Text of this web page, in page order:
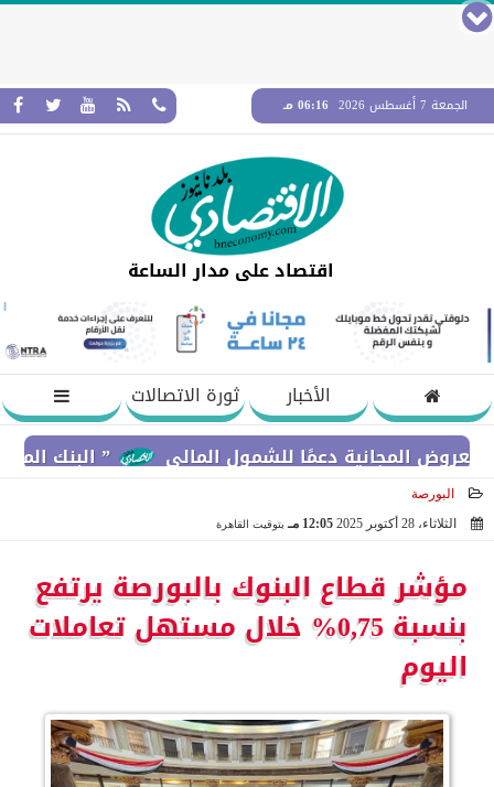
الجمعة 7 أغسطس 2026 06:16 مـ
اقتصاد على مدار الساعة
الأخبار
ثورة الاتصالات
” البنك المركزي” : معدلات الشمول المالي
دعمًا للشمول المالي
البورصة
الثلاثاء، 28 أكتوبر 2025
12:05 مـ بتوقيت القاهرة
مؤشر قطاع البنوك بالبورصة يرتفع
بنسبة 0,75% خلال مستهل تعاملات
اليوم